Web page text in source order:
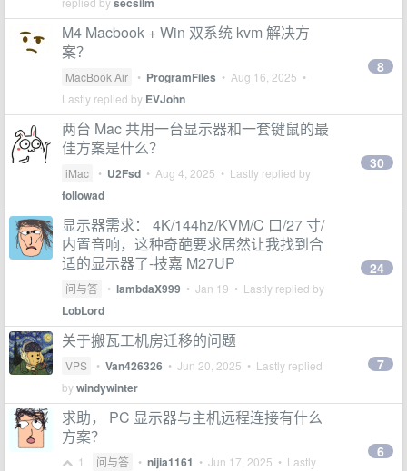
M4 Macbook + Win 双系统 kvm 解决方
案？
MacBook Air • ProgramFiles • Aug 16, 2025 •
Lastly replied by EVJohn
8
两台 Mac 共用一台显示器和一套键鼠的最
佳方案是什么？
iMac • U2Fsd • Aug 4, 2025 • Lastly replied by
followad
30
显示器需求： 4K/144hz/KVM/C 口/27 寸/
内置音响，这种奇葩要求居然让我找到合
适的显示器了-技嘉 M27UP
问与答 • lambdaX999 • Jan 19 • Lastly replied by
LobLord
24
关于搬瓦工机房迁移的问题
VPS • Van426326 • Jun 20, 2025 • Lastly replied
bywindywinter
7
求助， PC 显示器与主机远程连接有什么
方案？
1 问与答 • nijia1161 • Jun 17, 2025 • Lastly
6